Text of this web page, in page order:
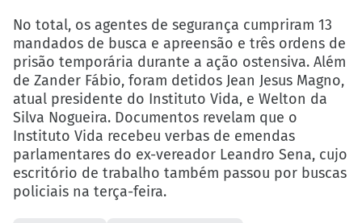
No total, os agentes de segurança cumpriram 13
mandados de busca e apreensão e três ordens de
prisão temporária durante a ação ostensiva. Além
de Zander Fábio, foram detidos Jean Jesus Magno,
atual presidente do Instituto Vida, e Welton da
Silva Nogueira. Documentos revelam que o
Instituto Vida recebeu verbas de emendas
parlamentares do ex-vereador Leandro Sena, cujo
escritório de trabalho também passou por buscas
policiais na terça-feira.